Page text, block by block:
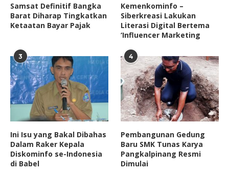
Samsat Definitif Bangka
Barat Diharap Tingkatkan
Ketaatan Bayar Pajak
Kemenkominfo –
Siberkreasi Lakukan
Literasi Digital Bertema
‘Influencer Marketing
3
Ini Isu yang Bakal Dibahas
Dalam Raker Kepala
Diskominfo se-Indonesia
di Babel
4
Pembangunan Gedung
Baru SMK Tunas Karya
Pangkalpinang Resmi
Dimulai